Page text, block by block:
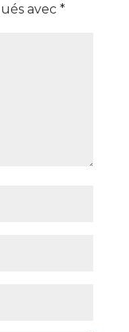
avec *